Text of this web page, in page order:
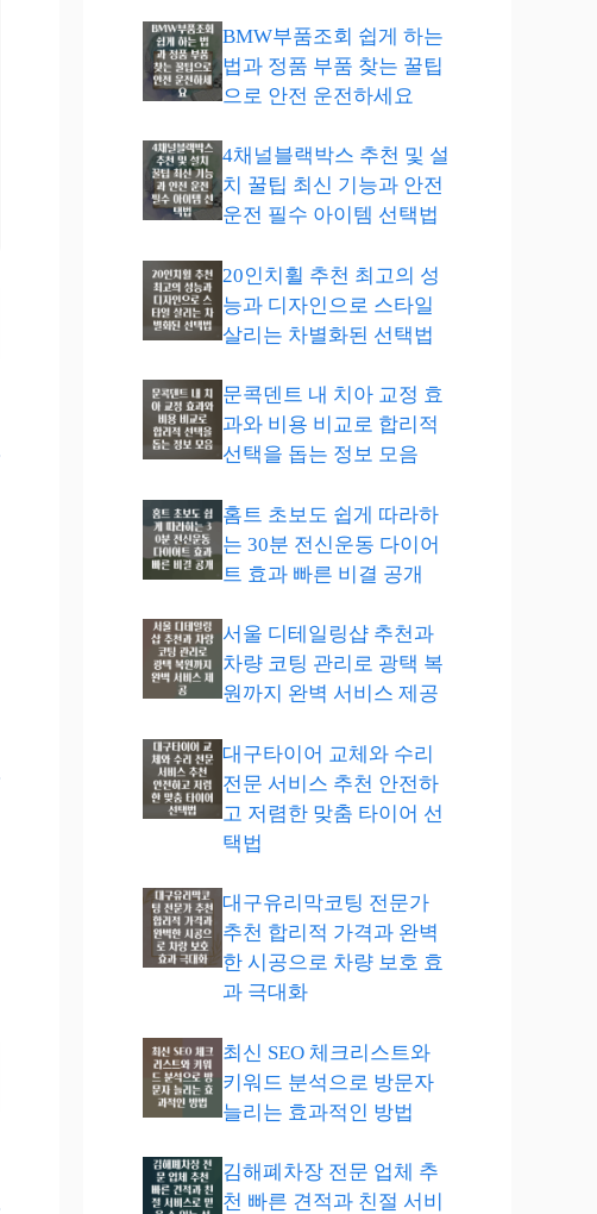
BMW부품조회 쉽게 하는
법과 정품 부품 찾는 꿀팁
으로 안전 운전하세요
4채널블랙박스 추천 및 설
치 꿀팁 최신 기능과 안전
운전 필수 아이템 선택법
20인치휠 추천 최고의 성
능과 디자인으로 스타일
살리는 차별화된 선택법
문콕덴트 내 치아 교정 효
과와 비용 비교로 합리적
선택을 돕는 정보 모음
홈트 초보도 쉽게 따라하
는 30분 전신운동 다이어
트 효과 빠른 비결 공개
서울 디테일링샵 추천과
차량 코팅 관리로 광택 복
원까지 완벽 서비스 제공
대구타이어 교체와 수리
전문 서비스 추천 안전하
고 저렴한 맞춤 타이어 선
택법
대구유리막코팅 전문가
추천 합리적 가격과 완벽
한 시공으로 차량 보호 효
과 극대화
최신 SEO 체크리스트와
키워드 분석으로 방문자
늘리는 효과적인 방법
김해폐차장 전문 업체 추
천 빠른 견적과 친절 서비